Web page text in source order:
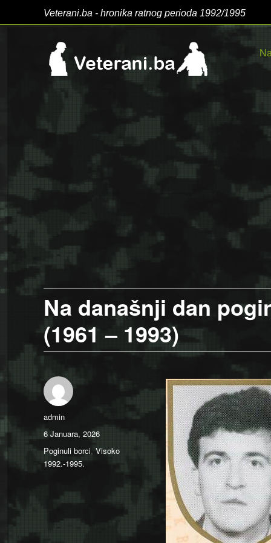
Veterani.ba - hronika ratnog perioda 1992/1995
Na današnji dan
(1961 – 1993)
Author
admin
Posted
on
6 Januara, 2026
Categories
Poginuli borci, Visoko
1992.-1995.